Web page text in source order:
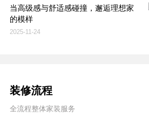
当高级感与舒适感碰撞，邂逅理想家
的模样
2025-11-24
装修流程
全流程整体家装服务